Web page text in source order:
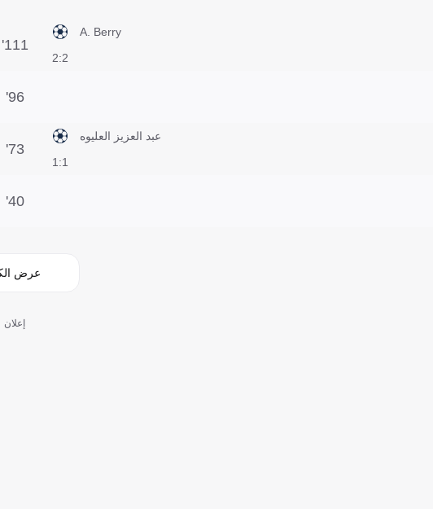
2:2
A. Berry
111'
96'
1:1
عبد العزيز العليوه
73'
40'
عرض
إعلان